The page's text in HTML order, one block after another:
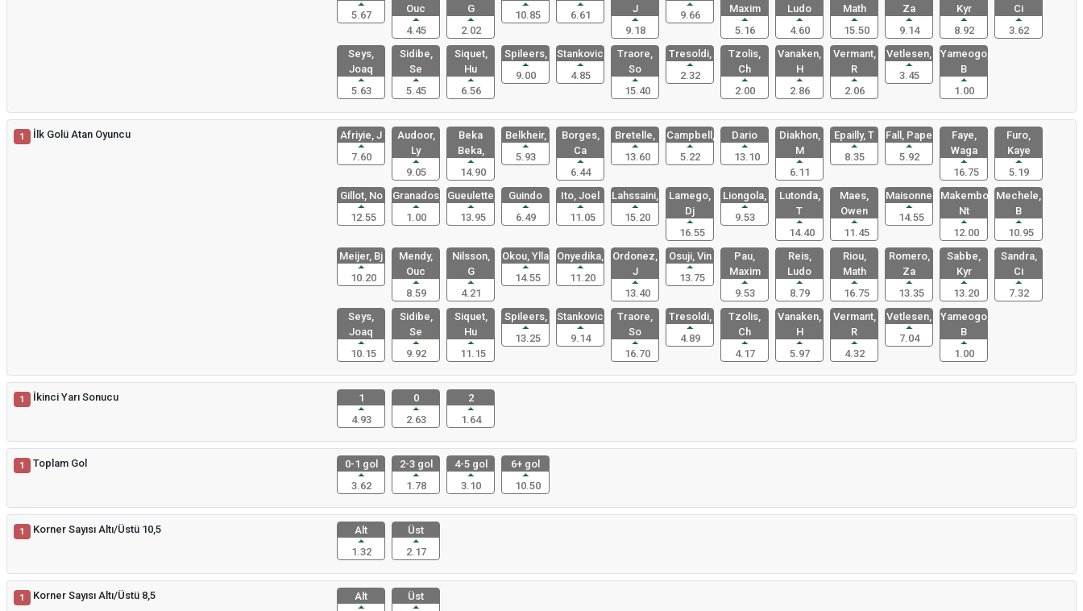
5.67
Ouc
4.45
G
2.02
10.85
6.61
J
9.18
9.66
Maxim
5.16
Ludo
4.60
Math
15.50
Za
9.14
Kyr
8.92
Ci
3.62
Seys,
Joaq
5.63
Sidibe,
Se
5.45
Siquet,
Hu
6.56
Spileers,
9.00
Stankovic,
4.85
Traore,
So
15.40
Tresoldi,
2.32
Tzolis,
Ch
2.00
Vanaken,
H
2.86
Vermant,
R
2.06
Vetlesen,
3.45
Yameogo,
B
1.00
1 İlk Golü Atan Oyuncu
Afriyie, J
7.60
Audoor,
Ly
9.05
Beka
Beka,
14.90
Belkheir,
5.93
Borges,
Ca
6.44
Bretelle,
13.60
Campbell,
5.22
Dario
13.10
Diakhon,
M
6.11
Epailly, T
8.35
Fall, Pape
5.92
Faye,
Waga
16.75
Furo,
Kaye
5.19
Gillot, No
12.55
Granados,
1.00
Gueulette,
13.95
Guindo
6.49
Ito, Joel
11.05
Lahssaini,
15.20
Lamego,
Dj
16.55
Liongola,
9.53
Lutonda,
T
14.40
Maes,
Owen
11.45
Maisonneuv
14.55
Makembo
Nt
12.00
Mechele,
B
10.95
Meijer, Bj
10.20
Mendy,
Ouc
8.59
Nilsson,
G
4.21
Okou, Ylla
14.55
Onyedika,
11.20
Ordonez,
J
13.40
Osuji, Vin
13.75
Pau,
Maxim
9.53
Reis,
Ludo
8.79
Riou,
Math
16.75
Romero,
Za
13.35
Sabbe,
Kyr
13.20
Sandra,
Ci
7.32
Seys,
Joaq
10.15
Sidibe,
Se
9.92
Siquet,
Hu
11.15
Spileers,
13.25
Stankovic,
9.14
Traore,
So
16.70
Tresoldi,
4.89
Tzolis,
Ch
4.17
Vanaken,
H
5.97
Vermant,
R
4.32
Vetlesen,
7.04
Yameogo,
B
1.00
1 İkinci Yarı Sonucu
1
4.93
0
2.63
2
1.64
1 Toplam Gol
0-1 gol
3.62
2-3 gol
1.78
4-5 gol
3.10
6+ gol
10.50
1 Korner Sayısı Altı/Üstü 10,5
Alt
1.32
Üst
2.17
1 Korner Sayısı Altı/Üstü 8,5
Alt
Üst